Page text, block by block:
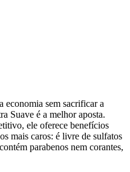
economia sem sacrificar a
Suave é a melhor aposta.
ele oferece benefícios
mais caros: é livre de sulfatos
parabenos nem corantes,